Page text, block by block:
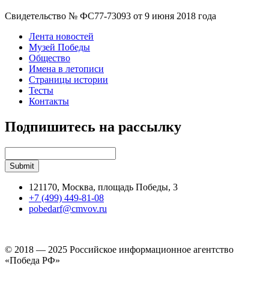
Свидетельство № ФС77-73093 от 9 июня 2018 года
Лента новостей
Музей Победы
Общество
Имена в летописи
Страницы истории
Тесты
Контакты
Подпишитесь на рассылку
121170, Москва, площадь Победы, 3
+7 (499) 449-81-08
pobedarf@cmvov.ru
© 2018 — 2025 Российское информационное агентство
«Победа РФ»